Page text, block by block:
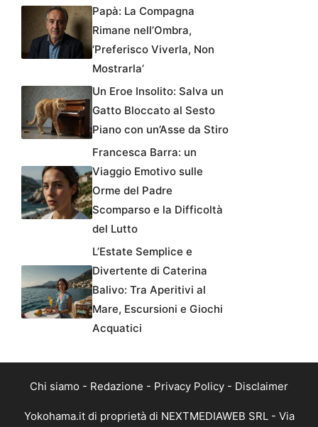
Papà: La Compagna
Rimane nell’Ombra,
‘Preferisco Viverla, Non
Mostrarla’
Un Eroe Insolito: Salva un
Gatto Bloccato al Sesto
Piano con un’Asse da Stiro
Francesca Barra: un
Viaggio Emotivo sulle
Orme del Padre
Scomparso e la Difficoltà
del Lutto
L’Estate Semplice e
Divertente di Caterina
Balivo: Tra Aperitivi al
Mare, Escursioni e Giochi
Acquatici
Chi siamo - Redazione - Privacy Policy - Disclaimer
Yokohama.it di proprietà di NEXTMEDIAWEB SRL - Via